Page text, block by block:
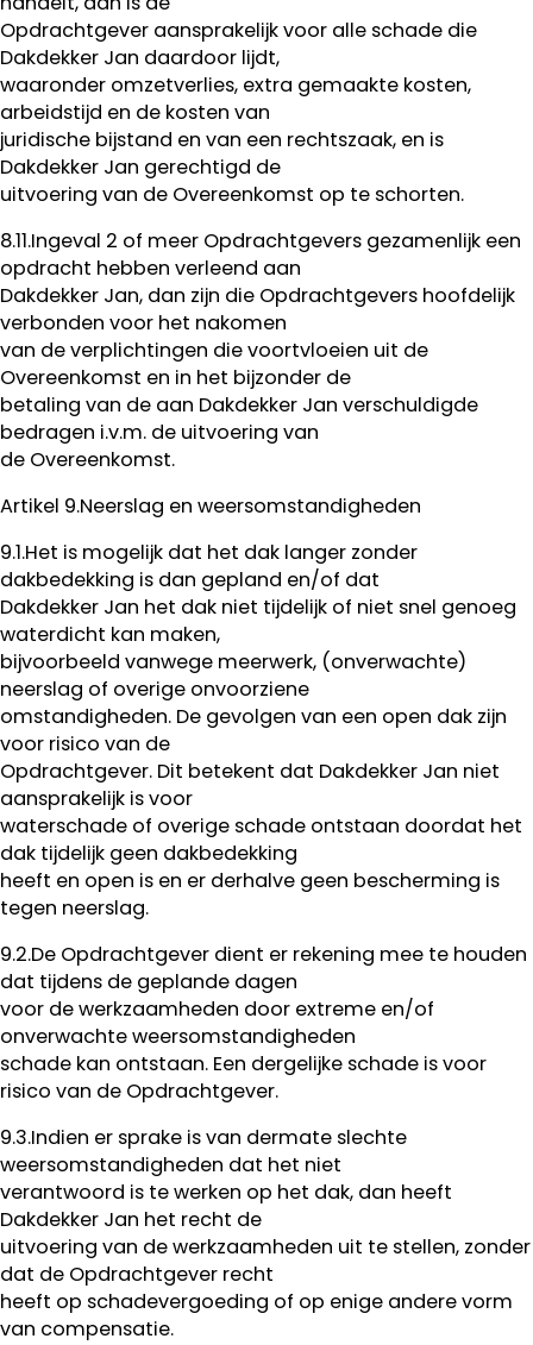
Opdrachtgever aansprakelijk voor alle schade die
Dakdekker Jan daardoor lijdt,
waaronder omzetverlies, extra gemaakte kosten,
arbeidstijd en de kosten van
juridische bijstand en van een rechtszaak, en is
Dakdekker Jan gerechtigd de
uitvoering van de Overeenkomst op te schorten.
8.11.Ingeval 2 of meer Opdrachtgevers gezamenlijk een
opdracht hebben verleend aan
Dakdekker Jan, dan zijn die Opdrachtgevers hoofdelijk
verbonden voor het nakomen
van de verplichtingen die voortvloeien uit de
Overeenkomst en in het bijzonder de
betaling van de aan Dakdekker Jan verschuldigde
bedragen i.v.m. de uitvoering van
de Overeenkomst.
Artikel 9.Neerslag en weersomstandigheden
9.1.Het is mogelijk dat het dak langer zonder
dakbedekking is dan gepland en/of dat
Dakdekker Jan het dak niet tijdelijk of niet snel genoeg
waterdicht kan maken,
bijvoorbeeld vanwege meerwerk, (onverwachte)
neerslag of overige onvoorziene
omstandigheden. De gevolgen van een open dak zijn
voor risico van de
Opdrachtgever. Dit betekent dat Dakdekker Jan niet
aansprakelijk is voor
waterschade of overige schade ontstaan doordat het
dak tijdelijk geen dakbedekking
heeft en open is en er derhalve geen bescherming is
tegen neerslag.
9.2.De Opdrachtgever dient er rekening mee te houden
dat tijdens de geplande dagen
voor de werkzaamheden door extreme en/of
onverwachte weersomstandigheden
schade kan ontstaan. Een dergelijke schade is voor
risico van de Opdrachtgever.
9.3.Indien er sprake is van dermate slechte
weersomstandigheden dat het niet
verantwoord is te werken op het dak, dan heeft
Dakdekker Jan het recht de
uitvoering van de werkzaamheden uit te stellen, zonder
dat de Opdrachtgever recht
heeft op schadevergoeding of op enige andere vorm
van compensatie.